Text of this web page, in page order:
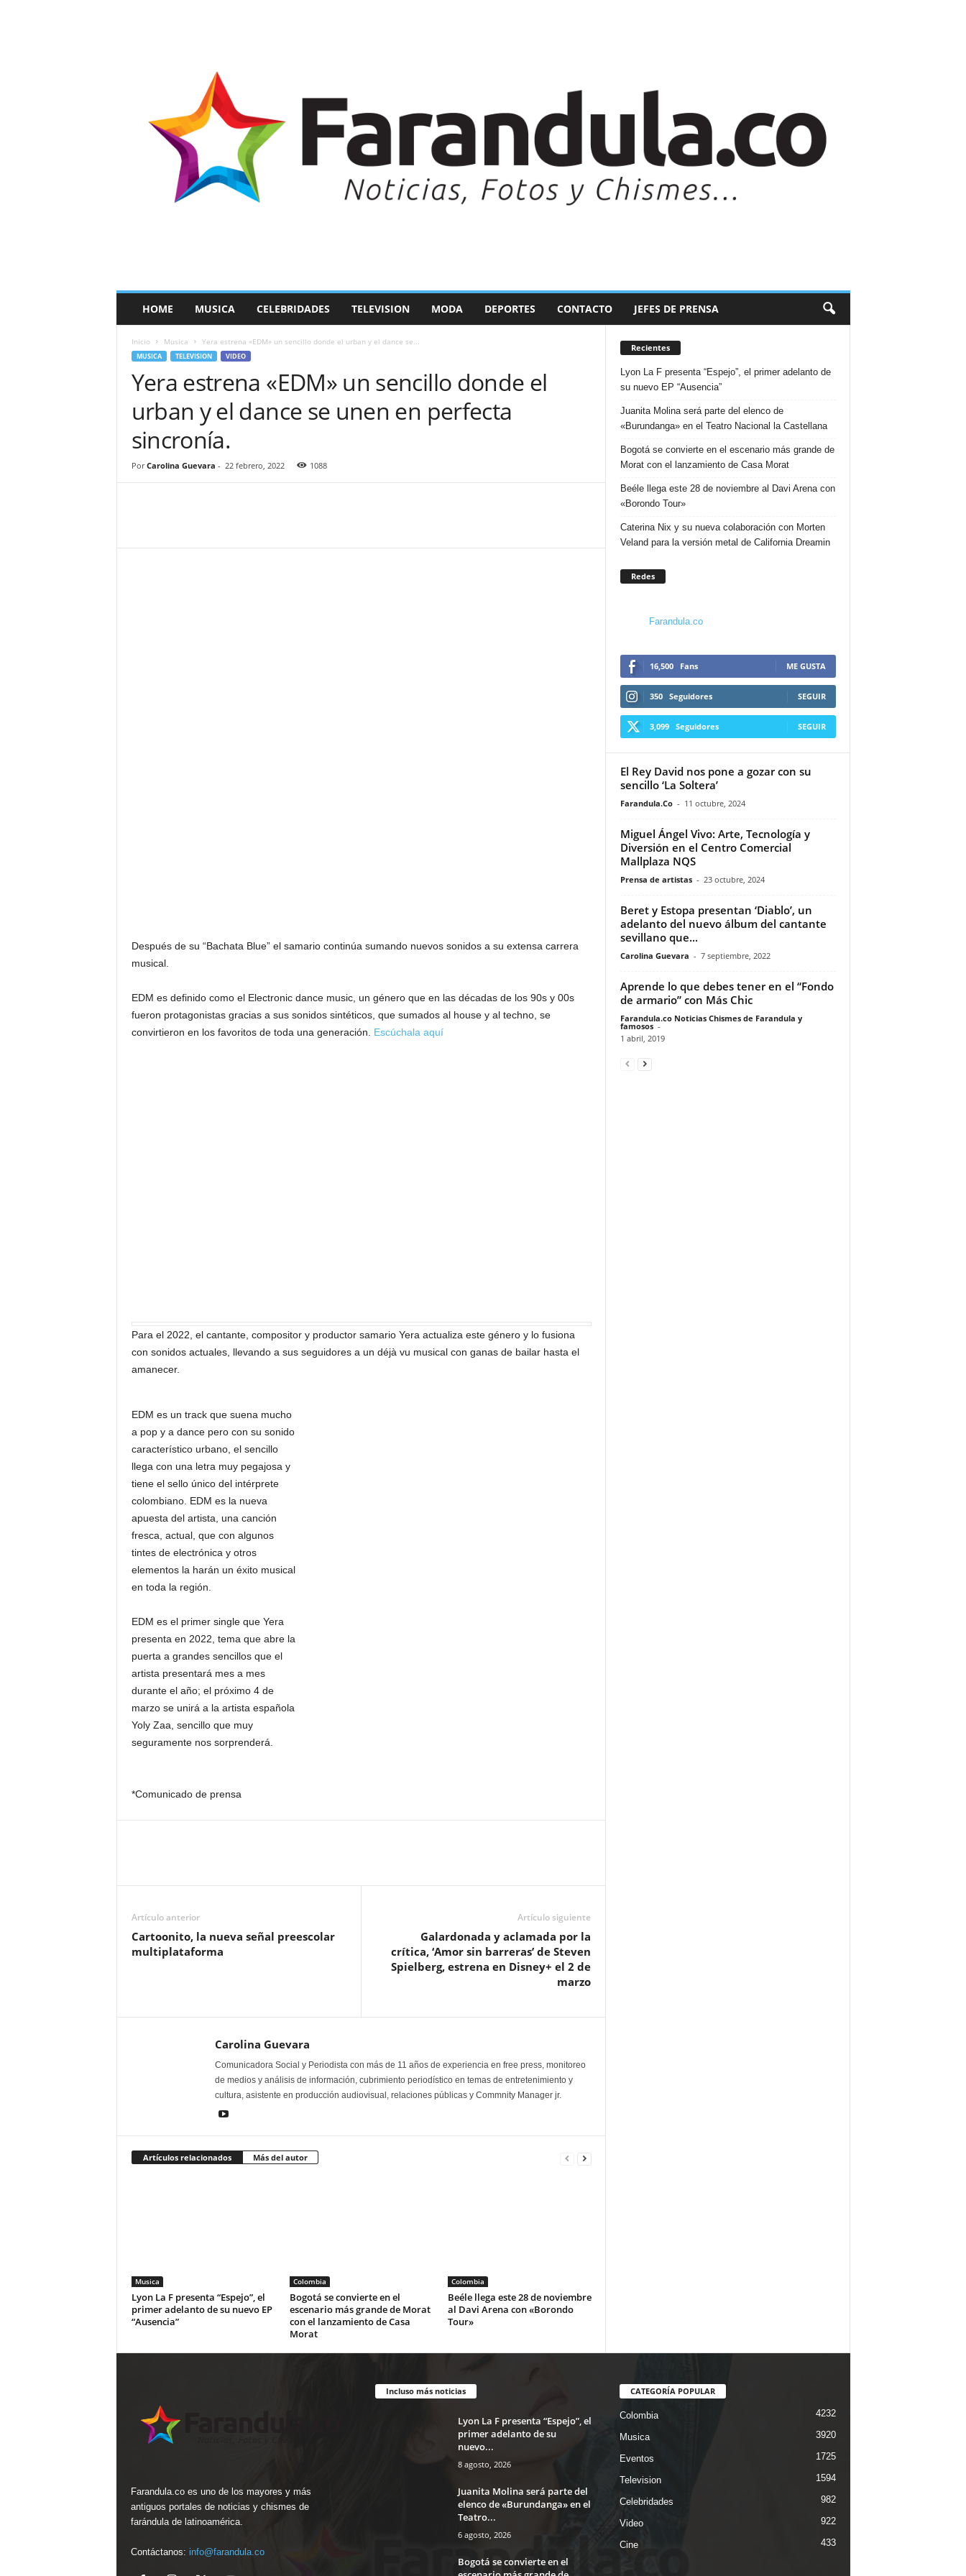
a
HOME MUSICA CELEBRIDADES TELEVISION MODA DEPORTES CONTACTO JEFES DE PRENSA
Inicio Musica Yera estrena «EDM» un sencillo donde el urban y el dance se...
MUSICA TELEVISION VIDEO
Yera estrena «EDM» un sencillo donde el
urban y el dance se unen en perfecta
sincronía.
Por Carolina Guevara - 22 febrero, 2022 1088
Después de su “Bachata Blue” el samario continúa sumando nuevos sonidos a su extensa carrera
musical.
EDM es definido como el Electronic dance music, un género que en las décadas de los 90s y 00s
fueron protagonistas gracias a sus sonidos sintéticos, que sumados al house y al techno, se
convirtieron en los favoritos de toda una generación. Escúchala aquí
Para el 2022, el cantante, compositor y productor samario Yera actualiza este género y lo fusiona
con sonidos actuales, llevando a sus seguidores a un déjà vu musical con ganas de bailar hasta el
amanecer.
EDM es un track que suena mucho
a pop y a dance pero con su sonido
característico urbano, el sencillo
llega con una letra muy pegajosa y
tiene el sello único del intérprete
colombiano. EDM es la nueva
apuesta del artista, una canción
fresca, actual, que con algunos
tintes de electrónica y otros
elementos la harán un éxito musical
en toda la región.
EDM es el primer single que Yera
presenta en 2022, tema que abre la
puerta a grandes sencillos que el
artista presentará mes a mes
durante el año; el próximo 4 de
marzo se unirá a la artista española
Yoly Zaa, sencillo que muy
seguramente nos sorprenderá.
*Comunicado de prensa
Artículo anterior
Cartoonito, la nueva señal preescolar
multiplataforma
Artículo siguiente
Galardonada y aclamada por la
crítica, ‘Amor sin barreras’ de Steven
Spielberg, estrena en Disney+ el 2 de
marzo
Carolina Guevara
Comunicadora Social y Periodista con más de 11 años de experiencia en free press, monitoreo
de medios y análisis de información, cubrimiento periodístico en temas de entretenimiento y
cultura, asistente en producción audiovisual, relaciones públicas y Commnity Manager jr.
Artículos relacionados Más del autor
Musica
Lyon La F presenta “Espejo”, el
primer adelanto de su nuevo EP
“Ausencia”
Colombia
Bogotá se convierte en el
escenario más grande de Morat
con el lanzamiento de Casa
Morat
Colombia
Beéle llega este 28 de noviembre
al Davi Arena con «Borondo
Tour»
Recientes
Lyon La F presenta “Espejo”, el primer adelanto de
su nuevo EP “Ausencia”
Juanita Molina será parte del elenco de
«Burundanga» en el Teatro Nacional la Castellana
Bogotá se convierte en el escenario más grande de
Morat con el lanzamiento de Casa Morat
Beéle llega este 28 de noviembre al Davi Arena con
«Borondo Tour»
Caterina Nix y su nueva colaboración con Morten
Veland para la versión metal de California Dreamin
Redes
Farandula.co
16,500 Fans ME GUSTA
350 Seguidores SEGUIR
3,099 Seguidores SEGUIR
El Rey David nos pone a gozar con su
sencillo ‘La Soltera’
Farandula.Co - 11 octubre, 2024
Miguel Ángel Vivo: Arte, Tecnología y
Diversión en el Centro Comercial
Mallplaza NQS
Prensa de artistas - 23 octubre, 2024
Beret y Estopa presentan ‘Diablo’, un
adelanto del nuevo álbum del cantante
sevillano que...
Carolina Guevara - 7 septiembre, 2022
Aprende lo que debes tener en el “Fondo
de armario” con Más Chic
Farandula.co Noticias Chismes de Farandula y
famosos -
1 abril, 2019
Farandula.co es uno de los mayores y más
antiguos portales de noticias y chismes de
farándula de latinoamérica.
Contáctanos: info@farandula.co
Incluso más noticias
Lyon La F presenta “Espejo”, el
primer adelanto de su
nuevo...
8 agosto, 2026
Juanita Molina será parte del
elenco de «Burundanga» en el
Teatro...
6 agosto, 2026
Bogotá se convierte en el
CATEGORÍA POPULAR
Colombia 4232
Musica 3920
Eventos 1725
Television 1594
Celebridades 982
Video 922
Cine 433